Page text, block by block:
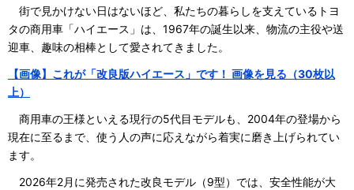
街で見かけない日はないほど、私たちの暮らしを支えているトヨ
タの商用車「ハイエース」は、1967年の誕生以来、物流の主役や送
迎車、趣味の相棒として愛されてきました。
【画像】これが「改良版ハイエース」です！ 画像を見る（30枚以
上）
商用車の王様といえる現行の5代目モデルも、2004年の登場から
現在に至るまで、使う人の声に応えながら着実に磨き上げられてい
ます。
2026年2月に発売された改良モデル（9型）では、安全性能が大